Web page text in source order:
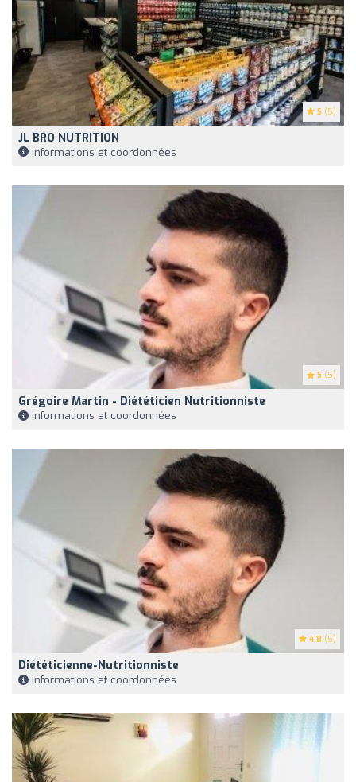
5 (5)
JL BRO NUTRITION
Informations et coordonnées
5 (5)
Grégoire Martin - Diététicien Nutritionniste
Informations et coordonnées
4.8 (5)
Diététicienne-Nutritionniste
Informations et coordonnées